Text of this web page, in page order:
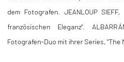
dem Fotografen. JEANLOUP
französischen Eleganz".
Fotografen-Duo mit ihrer Series, "The